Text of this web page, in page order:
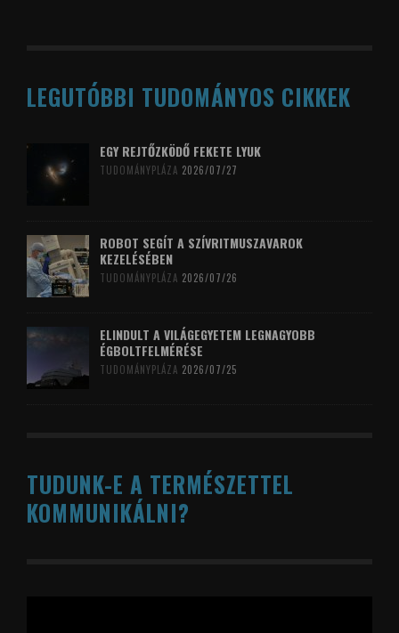
LEGUTÓBBI TUDOMÁNYOS CIKKEK
EGY REJTŐZKÖDŐ FEKETE LYUK
TUDOMÁNYPLÁZA 2026/07/27
ROBOT SEGÍT A SZÍVRITMUSZAVAROK
KEZELÉSÉBEN
TUDOMÁNYPLÁZA 2026/07/26
ELINDULT A VILÁGEGYETEM LEGNAGYOBB
ÉGBOLTFELMÉRÉSE
TUDOMÁNYPLÁZA 2026/07/25
TUDUNK-E A TERMÉSZETTEL
KOMMUNIKÁLNI?